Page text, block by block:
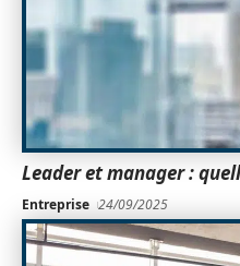
Leader et manager :
Entreprise 24/09/2025